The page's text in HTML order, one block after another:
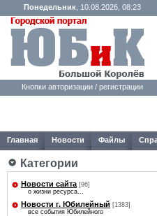
Понедельник , 10.08.2026, 08:23
Кнопки авторизации / регистрации
Главная Новости Файлы
Категории
Новости сайта [96]
о жизни ресурса...
Новости г. Юбилейный [1383]
все события Юбилейного